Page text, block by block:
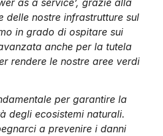
delle nostre infrastrutture sul
in grado di ospitare sui
anche per la tutela
rendere le nostre aree verdi
per garantire la
degli ecosistemi naturali.
a prevenire i danni